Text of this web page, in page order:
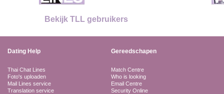
Bekijk TLL gebruikers
Dating Help Gereedschapen
Thai Chat Lines
Foto's uploaden
Mail Lines service
Translation service
Match Centre
Who is looking
Email Centre
Security Online